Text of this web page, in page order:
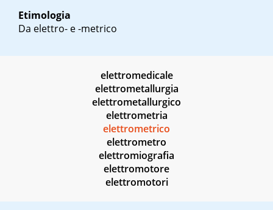
Etimologia
Da elettro- e -metrico
elettromedicale
elettrometallurgia
elettrometallurgico
elettrometria
elettrometrico
elettrometro
elettromiografia
elettromotore
elettromotori